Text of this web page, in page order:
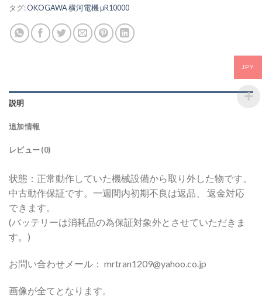
タグ:OKOGAWA 横河電機 μR10000
説明
追加情報
レビュー (0)
状態：正常動作していた機械設備から取り外した物です。
中古動作保証です。一週間内初期不良は返品、 返金対応
できます。
(バッテリーは消耗品の為保証対象外とさせていただきま
す。)
お問い合わせメール： mrtran1209@yahoo.co.jp
画像が全てとなります。
JPY